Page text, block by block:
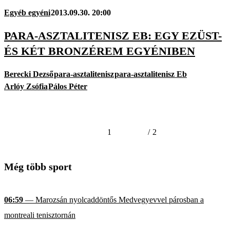
Egyéb egyéni2013.09.30. 20:00
PARA-ASZTALITENISZ EB: EGY EZÜST-
ÉS KÉT BRONZÉREM EGYÉNIBEN
Berecki Dezsőpara-asztaliteniszpara-asztalitenisz Eb
Arlóy ZsófiaPálos Péter
1 / 2
Még több sport
06:59 — Marozsán nyolcaddöntős Medvegyevvel párosban a
montreali tenisztornán